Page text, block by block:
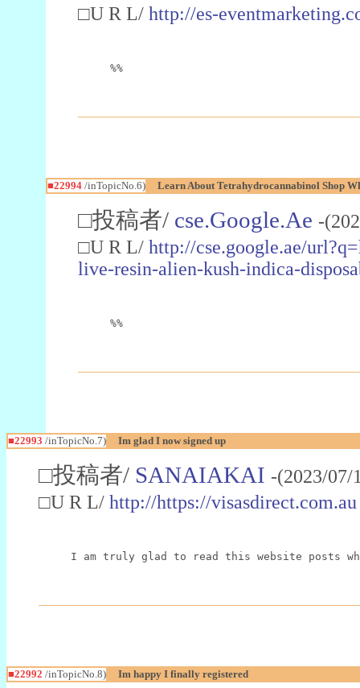
□U R L/ http://es-
%%
■22994/inTopicNo.6) Learn About Tetrahydrocannabinol Shop
□投稿者/ cse.Google.Ae -
□U R L/ http://cse.google.ae/
live-resin-alien-kush-indica-
%%
■22993 /inTopicNo.7) Im glad I now signed up
□投稿者/ SANAIAKAI -(2023/
□U R L/ http://https://visasdirect.com.au
I am truly glad to read this website posts
■22992 /inTopicNo.8) Im happy I finally registered